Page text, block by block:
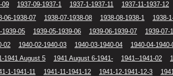
09 1937-09-1937-1 1937-1-1937-11 1937-11-1937-12
06-1938-07 1938-07-1938-08 1938-08-1938-1 1938-
1939-05 1939-05-1939-06 1939-06-1939-07 1939-07-
02 1940-02-1940-03 1940-03-1940-04 1940-04-1940-
1941 August 5 1941 August 6-1941- 1941--1941-02
1-1941-11 1941-11-1941-12 1941-12-1941-12-3